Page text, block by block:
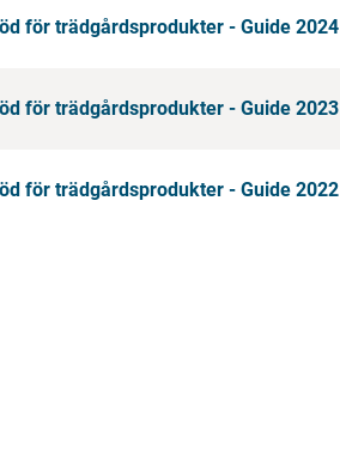
för trädgårdsprodukter - Guide 2024
för trädgårdsprodukter - Guide 2023
för trädgårdsprodukter - Guide 2022